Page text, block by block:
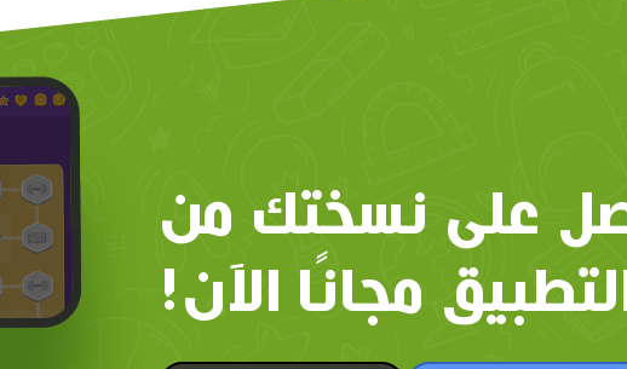
على نسختك من
مجانًا الآن!